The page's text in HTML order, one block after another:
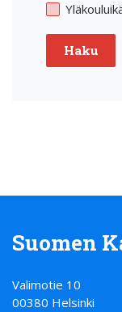
Haku
Suomen
Valimotie 10
00380 Helsinki